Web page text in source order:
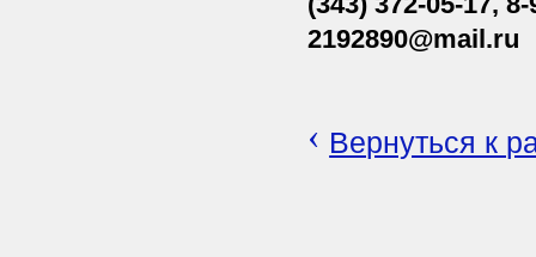
2192890@mail.ru
‹ Вернуться к